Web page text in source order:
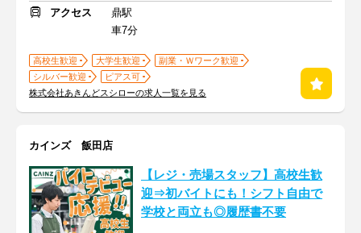
アクセス
鼎駅
車7分
高校生歓迎 大学生歓迎
副業・Ｗワーク歓迎
シルバー歓迎
ピアス可
株式会社あきんどスシローの求人一覧を見る
カインズ 飯田店
【レジ・売場スタッフ】高校生歓
迎⇒初バイトにも！シフト自由で
学校と両立も◎履歴書不要